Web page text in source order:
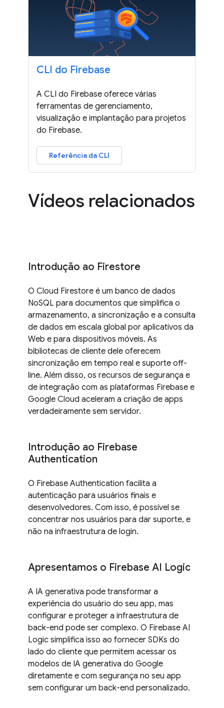
CLI do Firebase
A CLI do Firebase oferece várias
ferramentas de gerenciamento,
visualização e implantação para projetos
do Firebase.
Referência da CLI
Vídeos relacionados
Introdução ao Firestore
O Cloud Firestore é um banco de dados
NoSQL para documentos que simplifica o
armazenamento, a sincronização e a consulta
de dados em escala global por aplicativos da
Web e para dispositivos móveis. As
bibliotecas de cliente dele oferecem
sincronização em tempo real e suporte off-
line. Além disso, os recursos de segurança e
de integração com as plataformas Firebase e
Google Cloud aceleram a criação de apps
verdadeiramente sem servidor.
Introdução ao Firebase
Authentication
O Firebase Authentication facilita a
autenticação para usuários finais e
desenvolvedores. Com isso, é possível se
concentrar nos usuários para dar suporte, e
não na infraestrutura de login.
Apresentamos o Firebase AI Logic
A IA generativa pode transformar a
experiência do usuário do seu app, mas
configurar e proteger a infraestrutura de
back-end pode ser complexo. O Firebase AI
Logic simplifica isso ao fornecer SDKs do
lado do cliente que permitem acessar os
modelos de IA generativa do Google
diretamente e com segurança no seu app
sem configurar um back-end personalizado.